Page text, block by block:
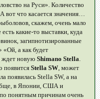
на Руси». Количество
что касается значения…
скажем, очень мало
какие-то выставки, куда
загипнотизированные
«Ой, а как будет
ждет новую Shimano Stella
появится Stella SW , может
появилась Stella SW, а на
в Японии, США и
понятным причинам очень